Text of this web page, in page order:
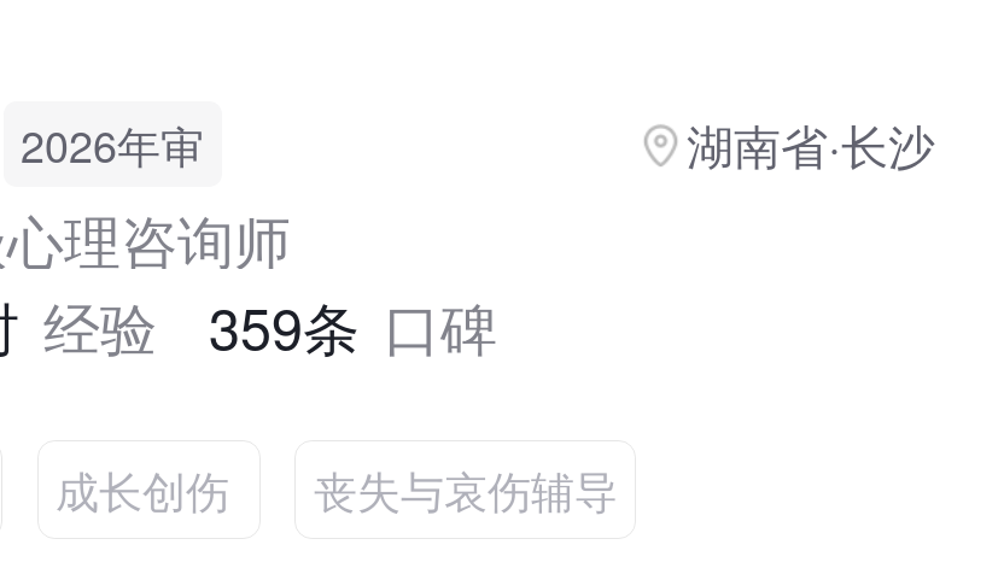
2026年审 湖南省·长沙
理咨询师
经验 359条 口碑
成长创伤 丧失与哀伤辅导